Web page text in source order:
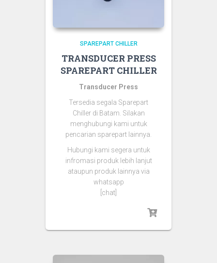
SPAREPART CHILLER
TRANSDUCER PRESS
SPAREPART CHILLER
Transducer Press
Tersedia segala Sparepart
Chiller di Batam. Silakan
menghubungi kami untuk
pencarian sparepart lainnya.
Hubungi kami segera untuk
infromasi produk lebih lanjut
ataupun produk lainnya via
whatsapp
[chat]